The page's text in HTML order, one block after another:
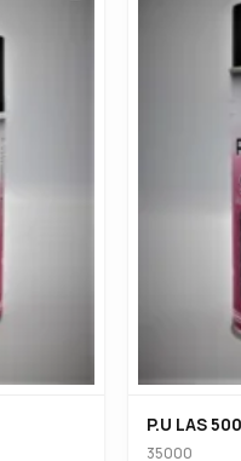
P.U LAS
35000